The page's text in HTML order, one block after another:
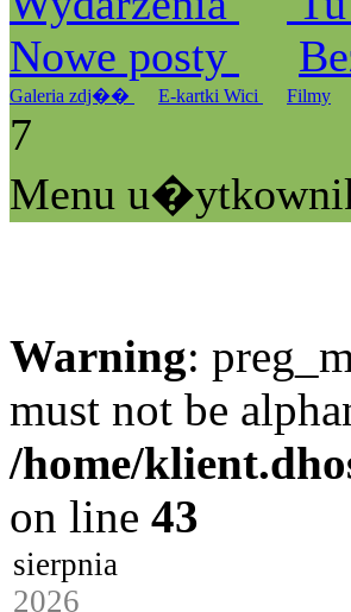
Nowe posty
Galeria zdj�� E-kartki Wici Filmy
7
Menu
Warning:
must not be
/home/
on line 43
sierpnia
2026